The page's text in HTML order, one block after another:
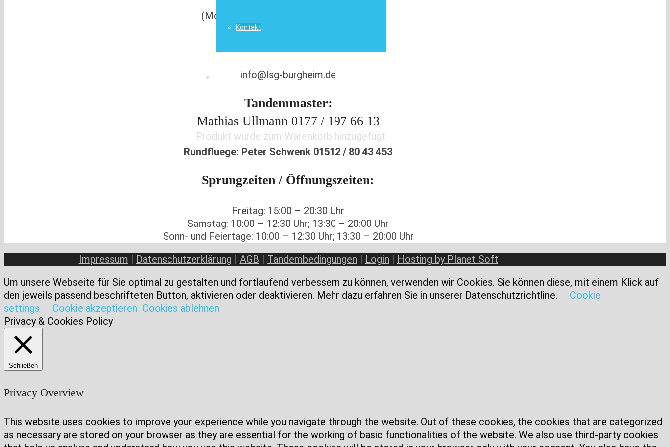
Kontakt
Produkt wurde zum Warenkorb hinzugefügt
(Montag bis Freitag, Anrufbeantworter)
info@lsg-burgheim.de
Tandemmaster:
Mathias Ullmann 0177 / 197 66 13
Rundfluege: Peter Schwenk 01512 / 80 43 453
Sprungzeiten / Öffnungszeiten:
Freitag: 15:00 – 20:30 Uhr
Samstag: 10:00 – 12:30 Uhr; 13:30 – 20:00 Uhr
Sonn- und Feiertage: 10:00 – 12:30 Uhr; 13:30 – 20:00 Uhr
Impressum | Datenschutzerklärung | AGB | Tandembedingungen | Login | Hosting by Planet Soft
Um unsere Webseite für Sie optimal zu gestalten und fortlaufend verbessern zu können, verwenden wir Cookies. Sie können diese, mit einem Klick auf
den jeweils passend beschrifteten Button, aktivieren oder deaktivieren. Mehr dazu erfahren Sie in unserer Datenschutzrichtline.
Cookie
settings
Cookie akzeptieren Cookies ablehnen
Privacy & Cookies Policy
Schließen
Privacy Overview
This website uses cookies to improve your experience while you navigate through the website. Out of these cookies, the cookies that are categorized
as necessary are stored on your browser as they are essential for the working of basic functionalities of the website. We also use third-party cookies